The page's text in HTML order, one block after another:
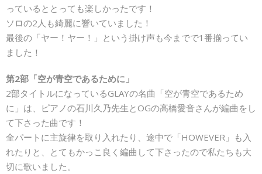
っているととっても楽しかったです！
ソロの2人も綺麗に響いていました！
最後の「ヤー！ヤー！」という掛け声も今までで1番揃ってい
ました！
第2部「空が青空であるために」
2部タイトルになっているGLAYの名曲「空が青空であるため
に」は、ピアノの石川久乃先生とOGの高橋愛音さんが編曲をし
て下さった曲です！
全パートに主旋律を取り入れたり、途中で「HOWEVER」も入
れたりと、とてもかっこ良く編曲して下さったので私たちも大
切に歌いました。